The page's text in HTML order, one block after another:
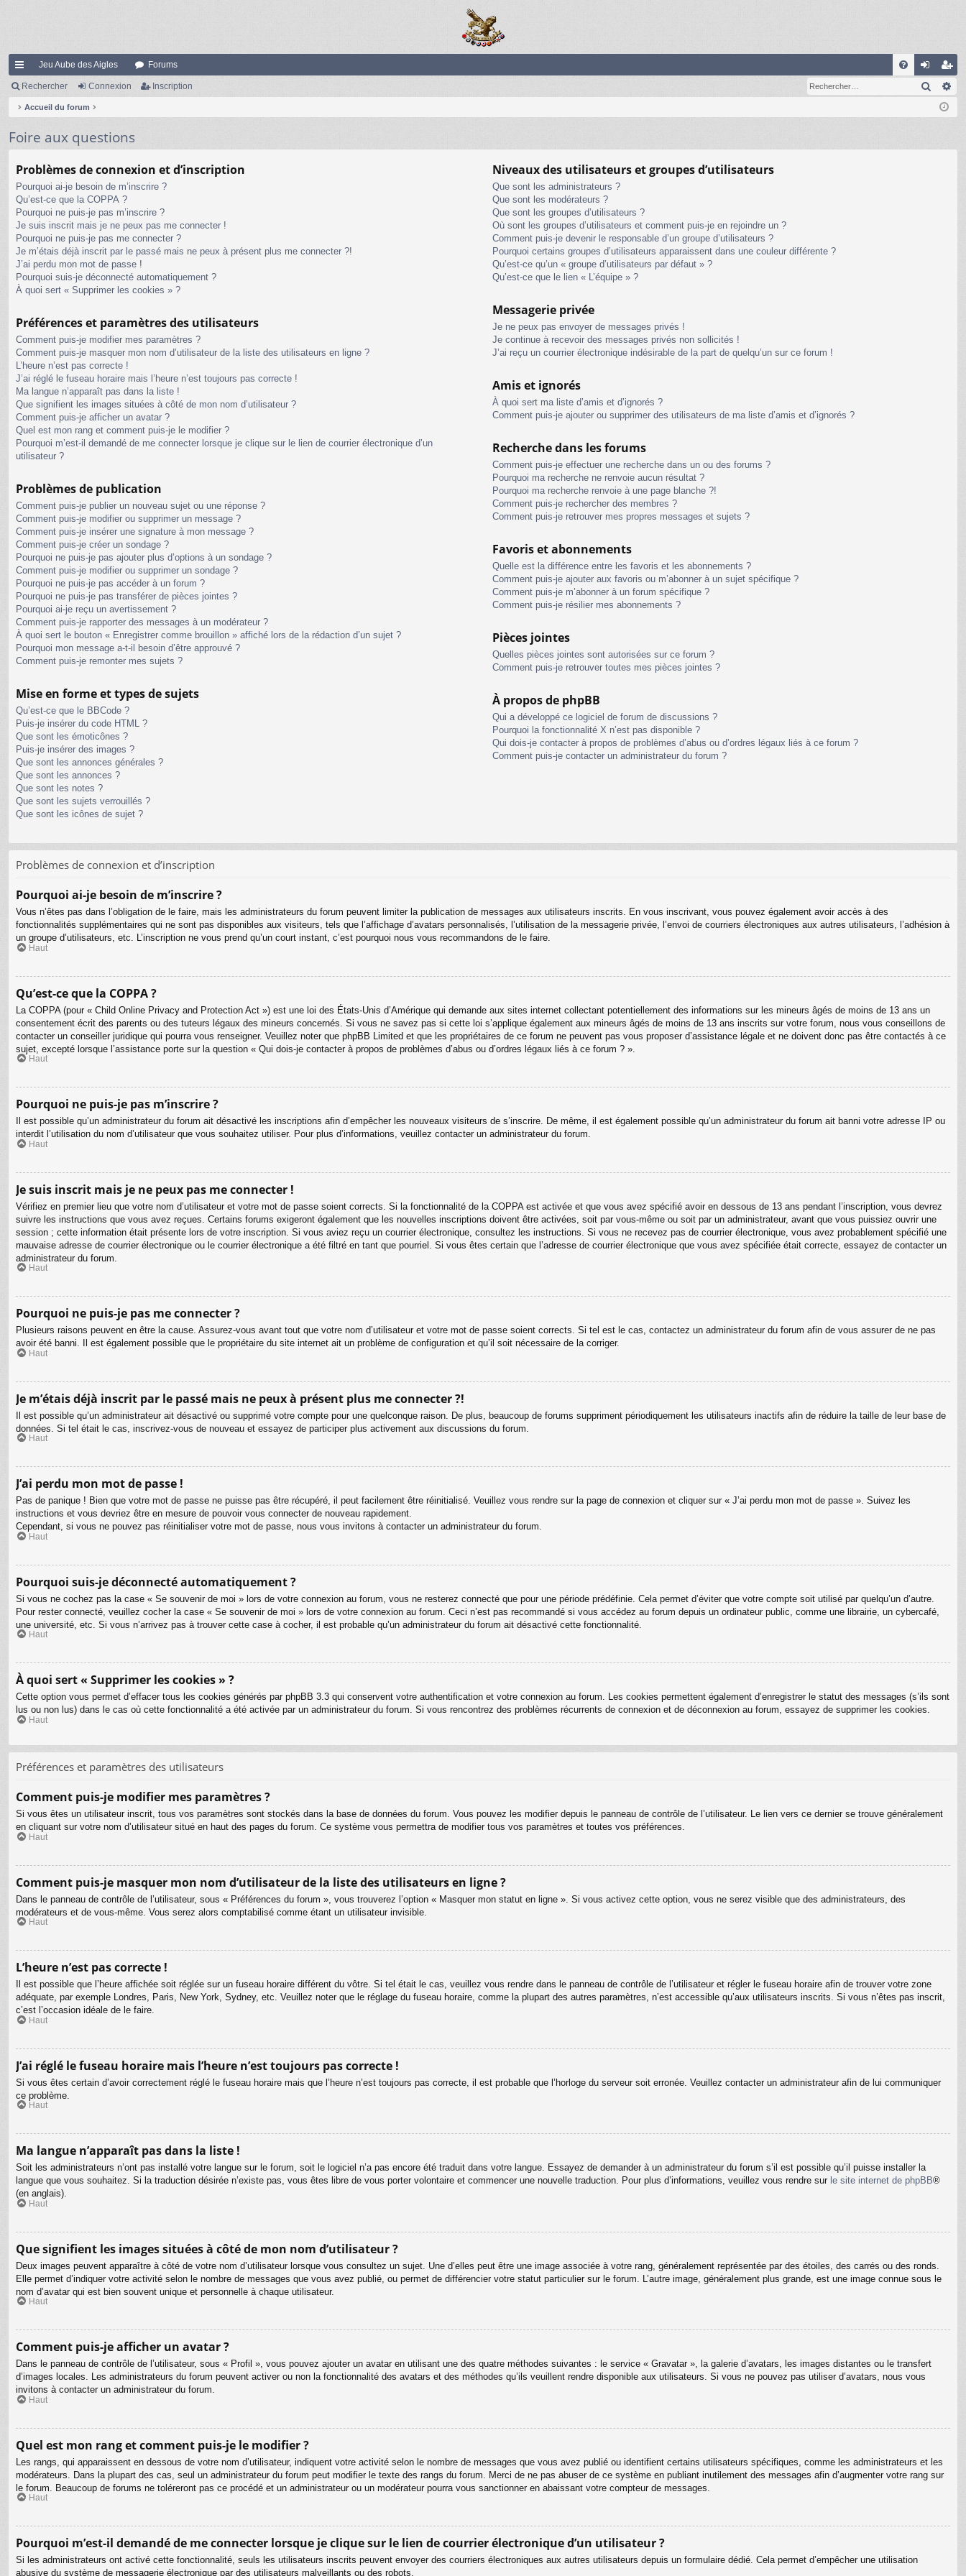
ac
co
ci
s
Jeu Aube des Aigles Forums
on
on
ns
cri
on
Rechercher Connexion Inscription
Accueil du forum
Foire aux questions
Problèmes de connexion et d’inscription
Pourquoi ai-je besoin de m’inscrire ?
Qu’est-ce que la COPPA ?
Pourquoi ne puis-je pas m’inscrire ?
Je suis inscrit mais je ne peux pas me connecter !
Pourquoi ne puis-je pas me connecter ?
Je m’étais déjà inscrit par le passé mais ne peux à présent plus me connecter ?!
J’ai perdu mon mot de passe !
Pourquoi suis-je déconnecté automatiquement ?
À quoi sert « Supprimer les cookies » ?
Préférences et paramètres des utilisateurs
Comment puis-je modifier mes paramètres ?
Comment puis-je masquer mon nom d’utilisateur de la liste des utilisateurs en ligne ?
L’heure n’est pas correcte !
J’ai réglé le fuseau horaire mais l’heure n’est toujours pas correcte !
Ma langue n’apparaît pas dans la liste !
Que signifient les images situées à côté de mon nom d’utilisateur ?
Comment puis-je afficher un avatar ?
Quel est mon rang et comment puis-je le modifier ?
Pourquoi m’est-il demandé de me connecter lorsque je clique sur le lien de courrier électronique d’un
utilisateur ?
Problèmes de publication
Comment puis-je publier un nouveau sujet ou une réponse ?
Comment puis-je modifier ou supprimer un message ?
Comment puis-je insérer une signature à mon message ?
Comment puis-je créer un sondage ?
Pourquoi ne puis-je pas ajouter plus d’options à un sondage ?
Comment puis-je modifier ou supprimer un sondage ?
Pourquoi ne puis-je pas accéder à un forum ?
Pourquoi ne puis-je pas transférer de pièces jointes ?
Pourquoi ai-je reçu un avertissement ?
Comment puis-je rapporter des messages à un modérateur ?
À quoi sert le bouton « Enregistrer comme brouillon » affiché lors de la rédaction d’un sujet ?
Pourquoi mon message a-t-il besoin d’être approuvé ?
Comment puis-je remonter mes sujets ?
Mise en forme et types de sujets
Qu’est-ce que le BBCode ?
Puis-je insérer du code HTML ?
Que sont les émoticônes ?
Puis-je insérer des images ?
Que sont les annonces générales ?
Que sont les annonces ?
Que sont les notes ?
Que sont les sujets verrouillés ?
Que sont les icônes de sujet ?
Niveaux des utilisateurs et groupes d’utilisateurs
Que sont les administrateurs ?
Que sont les modérateurs ?
Que sont les groupes d’utilisateurs ?
Où sont les groupes d’utilisateurs et comment puis-je en rejoindre un ?
Comment puis-je devenir le responsable d’un groupe d’utilisateurs ?
Pourquoi certains groupes d’utilisateurs apparaissent dans une couleur différente ?
Qu’est-ce qu’un « groupe d’utilisateurs par défaut » ?
Qu’est-ce que le lien « L’équipe » ?
Messagerie privée
Je ne peux pas envoyer de messages privés !
Je continue à recevoir des messages privés non sollicités !
J’ai reçu un courrier électronique indésirable de la part de quelqu’un sur ce forum !
Amis et ignorés
À quoi sert ma liste d’amis et d’ignorés ?
Comment puis-je ajouter ou supprimer des utilisateurs de ma liste d’amis et d’ignorés ?
Recherche dans les forums
Comment puis-je effectuer une recherche dans un ou des forums ?
Pourquoi ma recherche ne renvoie aucun résultat ?
Pourquoi ma recherche renvoie à une page blanche ?!
Comment puis-je rechercher des membres ?
Comment puis-je retrouver mes propres messages et sujets ?
Favoris et abonnements
Quelle est la différence entre les favoris et les abonnements ?
Comment puis-je ajouter aux favoris ou m’abonner à un sujet spécifique ?
Comment puis-je m’abonner à un forum spécifique ?
Comment puis-je résilier mes abonnements ?
Pièces jointes
Quelles pièces jointes sont autorisées sur ce forum ?
Comment puis-je retrouver toutes mes pièces jointes ?
À propos de phpBB
Qui a développé ce logiciel de forum de discussions ?
Pourquoi la fonctionnalité X n’est pas disponible ?
Qui dois-je contacter à propos de problèmes d’abus ou d’ordres légaux liés à ce forum ?
Comment puis-je contacter un administrateur du forum ?
Problèmes de connexion et d’inscription
Pourquoi ai-je besoin de m’inscrire ?
Vous n’êtes pas dans l’obligation de le faire, mais les administrateurs du forum peuvent limiter la publication de messages aux utilisateurs inscrits. En vous inscrivant, vous pouvez également avoir accès à des
fonctionnalités supplémentaires qui ne sont pas disponibles aux visiteurs, tels que l’affichage d’avatars personnalisés, l’utilisation de la messagerie privée, l’envoi de courriers électroniques aux autres utilisateurs, l’adhésion à
un groupe d’utilisateurs, etc. L’inscription ne vous prend qu’un court instant, c’est pourquoi nous vous recommandons de le faire.
Haut
Qu’est-ce que la COPPA ?
La COPPA (pour « Child Online Privacy and Protection Act ») est une loi des États-Unis d’Amérique qui demande aux sites internet collectant potentiellement des informations sur les mineurs âgés de moins de 13 ans un
consentement écrit des parents ou des tuteurs légaux des mineurs concernés. Si vous ne savez pas si cette loi s’applique également aux mineurs âgés de moins de 13 ans inscrits sur votre forum, nous vous conseillons de
contacter un conseiller juridique qui pourra vous renseigner. Veuillez noter que phpBB Limited et que les propriétaires de ce forum ne peuvent pas vous proposer d’assistance légale et ne doivent donc pas être contactés à ce
sujet, excepté lorsque l’assistance porte sur la question « Qui dois-je contacter à propos de problèmes d’abus ou d’ordres légaux liés à ce forum ? ».
Haut
Pourquoi ne puis-je pas m’inscrire ?
Il est possible qu’un administrateur du forum ait désactivé les inscriptions afin d’empêcher les nouveaux visiteurs de s’inscrire. De même, il est également possible qu’un administrateur du forum ait banni votre adresse IP ou
interdit l’utilisation du nom d’utilisateur que vous souhaitez utiliser. Pour plus d’informations, veuillez contacter un administrateur du forum.
Haut
Je suis inscrit mais je ne peux pas me connecter !
Vérifiez en premier lieu que votre nom d’utilisateur et votre mot de passe soient corrects. Si la fonctionnalité de la COPPA est activée et que vous avez spécifié avoir en dessous de 13 ans pendant l’inscription, vous devrez
suivre les instructions que vous avez reçues. Certains forums exigeront également que les nouvelles inscriptions doivent être activées, soit par vous-même ou soit par un administrateur, avant que vous puissiez ouvrir une
session ; cette information était présente lors de votre inscription. Si vous aviez reçu un courrier électronique, consultez les instructions. Si vous ne recevez pas de courrier électronique, vous avez probablement spécifié une
mauvaise adresse de courrier électronique ou le courrier électronique a été filtré en tant que pourriel. Si vous êtes certain que l’adresse de courrier électronique que vous avez spécifiée était correcte, essayez de contacter un
administrateur du forum.
Haut
Pourquoi ne puis-je pas me connecter ?
Plusieurs raisons peuvent en être la cause. Assurez-vous avant tout que votre nom d’utilisateur et votre mot de passe soient corrects. Si tel est le cas, contactez un administrateur du forum afin de vous assurer de ne pas
avoir été banni. Il est également possible que le propriétaire du site internet ait un problème de configuration et qu’il soit nécessaire de la corriger.
Haut
Je m’étais déjà inscrit par le passé mais ne peux à présent plus me connecter ?!
Il est possible qu’un administrateur ait désactivé ou supprimé votre compte pour une quelconque raison. De plus, beaucoup de forums suppriment périodiquement les utilisateurs inactifs afin de réduire la taille de leur base de
données. Si tel était le cas, inscrivez-vous de nouveau et essayez de participer plus activement aux discussions du forum.
Haut
J’ai perdu mon mot de passe !
Pas de panique ! Bien que votre mot de passe ne puisse pas être récupéré, il peut facilement être réinitialisé. Veuillez vous rendre sur la page de connexion et cliquer sur « J’ai perdu mon mot de passe ». Suivez les
instructions et vous devriez être en mesure de pouvoir vous connecter de nouveau rapidement.
Cependant, si vous ne pouvez pas réinitialiser votre mot de passe, nous vous invitons à contacter un administrateur du forum.
Haut
Pourquoi suis-je déconnecté automatiquement ?
Si vous ne cochez pas la case « Se souvenir de moi » lors de votre connexion au forum, vous ne resterez connecté que pour une période prédéfinie. Cela permet d’éviter que votre compte soit utilisé par quelqu’un d’autre.
Pour rester connecté, veuillez cocher la case « Se souvenir de moi » lors de votre connexion au forum. Ceci n’est pas recommandé si vous accédez au forum depuis un ordinateur public, comme une librairie, un cybercafé,
une université, etc. Si vous n’arrivez pas à trouver cette case à cocher, il est probable qu’un administrateur du forum ait désactivé cette fonctionnalité.
Haut
À quoi sert « Supprimer les cookies » ?
Cette option vous permet d’effacer tous les cookies générés par phpBB 3.3 qui conservent votre authentification et votre connexion au forum. Les cookies permettent également d’enregistrer le statut des messages (s’ils sont
lus ou non lus) dans le cas où cette fonctionnalité a été activée par un administrateur du forum. Si vous rencontrez des problèmes récurrents de connexion et de déconnexion au forum, essayez de supprimer les cookies.
Haut
Préférences et paramètres des utilisateurs
Comment puis-je modifier mes paramètres ?
Si vous êtes un utilisateur inscrit, tous vos paramètres sont stockés dans la base de données du forum. Vous pouvez les modifier depuis le panneau de contrôle de l’utilisateur. Le lien vers ce dernier se trouve généralement
en cliquant sur votre nom d’utilisateur situé en haut des pages du forum. Ce système vous permettra de modifier tous vos paramètres et toutes vos préférences.
Haut
Comment puis-je masquer mon nom d’utilisateur de la liste des utilisateurs en ligne ?
Dans le panneau de contrôle de l’utilisateur, sous « Préférences du forum », vous trouverez l’option « Masquer mon statut en ligne ». Si vous activez cette option, vous ne serez visible que des administrateurs, des
modérateurs et de vous-même. Vous serez alors comptabilisé comme étant un utilisateur invisible.
Haut
L’heure n’est pas correcte !
Il est possible que l’heure affichée soit réglée sur un fuseau horaire différent du vôtre. Si tel était le cas, veuillez vous rendre dans le panneau de contrôle de l’utilisateur et régler le fuseau horaire afin de trouver votre zone
adéquate, par exemple Londres, Paris, New York, Sydney, etc. Veuillez noter que le réglage du fuseau horaire, comme la plupart des autres paramètres, n’est accessible qu’aux utilisateurs inscrits. Si vous n’êtes pas inscrit,
c’est l’occasion idéale de le faire.
Haut
J’ai réglé le fuseau horaire mais l’heure n’est toujours pas correcte !
Si vous êtes certain d’avoir correctement réglé le fuseau horaire mais que l’heure n’est toujours pas correcte, il est probable que l’horloge du serveur soit erronée. Veuillez contacter un administrateur afin de lui communiquer
ce problème.
Haut
Ma langue n’apparaît pas dans la liste !
Soit les administrateurs n’ont pas installé votre langue sur le forum, soit le logiciel n’a pas encore été traduit dans votre langue. Essayez de demander à un administrateur du forum s’il est possible qu’il puisse installer la
langue que vous souhaitez. Si la traduction désirée n’existe pas, vous êtes libre de vous porter volontaire et commencer une nouvelle traduction. Pour plus d’informations, veuillez vous rendre sur le site internet de phpBB®
(en anglais).
Haut
Que signifient les images situées à côté de mon nom d’utilisateur ?
Deux images peuvent apparaître à côté de votre nom d’utilisateur lorsque vous consultez un sujet. Une d’elles peut être une image associée à votre rang, généralement représentée par des étoiles, des carrés ou des ronds.
Elle permet d’indiquer votre activité selon le nombre de messages que vous avez publié, ou permet de différencier votre statut particulier sur le forum. L’autre image, généralement plus grande, est une image connue sous le
nom d’avatar qui est bien souvent unique et personnelle à chaque utilisateur.
Haut
Comment puis-je afficher un avatar ?
Dans le panneau de contrôle de l’utilisateur, sous « Profil », vous pouvez ajouter un avatar en utilisant une des quatre méthodes suivantes : le service « Gravatar », la galerie d’avatars, les images distantes ou le transfert
d’images locales. Les administrateurs du forum peuvent activer ou non la fonctionnalité des avatars et des méthodes qu’ils veuillent rendre disponible aux utilisateurs. Si vous ne pouvez pas utiliser d’avatars, nous vous
invitons à contacter un administrateur du forum.
Haut
Quel est mon rang et comment puis-je le modifier ?
Les rangs, qui apparaissent en dessous de votre nom d’utilisateur, indiquent votre activité selon le nombre de messages que vous avez publié ou identifient certains utilisateurs spécifiques, comme les administrateurs et les
modérateurs. Dans la plupart des cas, seul un administrateur du forum peut modifier le texte des rangs du forum. Merci de ne pas abuser de ce système en publiant inutilement des messages afin d’augmenter votre rang sur
le forum. Beaucoup de forums ne toléreront pas ce procédé et un administrateur ou un modérateur pourra vous sanctionner en abaissant votre compteur de messages.
Haut
Pourquoi m’est-il demandé de me connecter lorsque je clique sur le lien de courrier électronique d’un utilisateur ?
Si les administrateurs ont activé cette fonctionnalité, seuls les utilisateurs inscrits peuvent envoyer des courriers électroniques aux autres utilisateurs depuis un formulaire dédié. Cela permet d’empêcher une utilisation
abusive du système de messagerie électronique par des utilisateurs malveillants ou des robots.